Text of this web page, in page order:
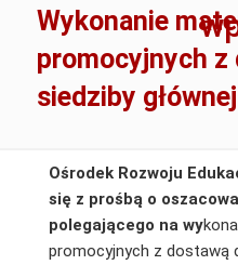
Wykonanie
promocyjnych z
siedziby
Ośrodek Rozwoju
się z prośbą o
polegającego na wy
promocyjnych z dostawą